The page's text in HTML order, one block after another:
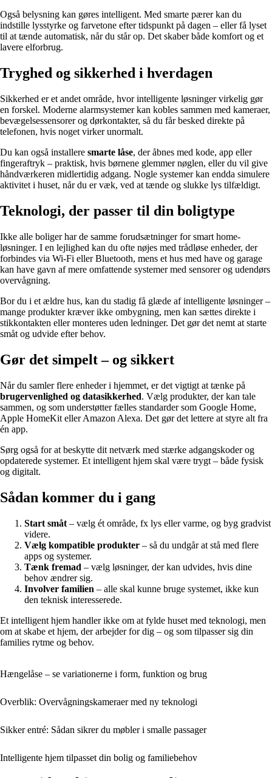
Også belysning kan gøres intelligent. Med smarte pærer kan du
indstille lysstyrke og farvetone efter tidspunkt på dagen – eller få lyset
til at tænde automatisk, når du står op. Det skaber både komfort og et
lavere elforbrug.
Tryghed og sikkerhed i hverdagen
Sikkerhed er et andet område, hvor intelligente løsninger virkelig gør
en forskel. Moderne alarmsystemer kan kobles sammen med kameraer,
bevægelsessensorer og dørkontakter, så du får besked direkte på
telefonen, hvis noget virker unormalt.
Du kan også installere smarte låse, der åbnes med kode, app eller
fingeraftryk – praktisk, hvis børnene glemmer nøglen, eller du vil give
håndværkeren midlertidig adgang. Nogle systemer kan endda simulere
aktivitet i huset, når du er væk, ved at tænde og slukke lys tilfældigt.
Teknologi, der passer til din boligtype
Ikke alle boliger har de samme forudsætninger for smart home-
løsninger. I en lejlighed kan du ofte nøjes med trådløse enheder, der
forbindes via Wi-Fi eller Bluetooth, mens et hus med have og garage
kan have gavn af mere omfattende systemer med sensorer og udendørs
overvågning.
Bor du i et ældre hus, kan du stadig få glæde af intelligente løsninger –
mange produkter kræver ikke ombygning, men kan sættes direkte i
stikkontakten eller monteres uden ledninger. Det gør det nemt at starte
småt og udvide efter behov.
Gør det simpelt – og sikkert
Når du samler flere enheder i hjemmet, er det vigtigt at tænke på
brugervenlighed og datasikkerhed. Vælg produkter, der kan tale
sammen, og som understøtter fælles standarder som Google Home,
Apple HomeKit eller Amazon Alexa. Det gør det lettere at styre alt fra
én app.
Sørg også for at beskytte dit netværk med stærke adgangskoder og
opdaterede systemer. Et intelligent hjem skal være trygt – både fysisk
og digitalt.
Sådan kommer du i gang
Start småt – vælg ét område, fx lys eller varme, og byg gradvist
videre.
Vælg kompatible produkter – så du undgår at stå med flere
apps og systemer.
Tænk fremad – vælg løsninger, der kan udvides, hvis dine
behov ændrer sig.
Involver familien – alle skal kunne bruge systemet, ikke kun
den teknisk interesserede.
Et intelligent hjem handler ikke om at fylde huset med teknologi, men
om at skabe et hjem, der arbejder for dig – og som tilpasser sig din
families rytme og behov.
Hængelåse – se variationerne i form, funktion og brug
Overblik: Overvågningskameraer med ny teknologi
Sikker entré: Sådan sikrer du møbler i smalle passager
Intelligente hjem tilpasset din bolig og familiebehov